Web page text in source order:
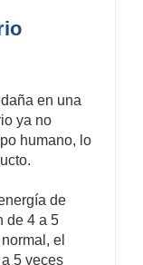
en una
ya no
humano, lo
de
de 4 a 5
el
5 veces